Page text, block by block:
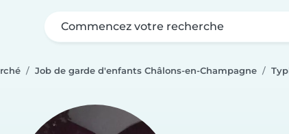
Commencez votre recherche
Job de garde d'enfants Châlons-en-Champagne